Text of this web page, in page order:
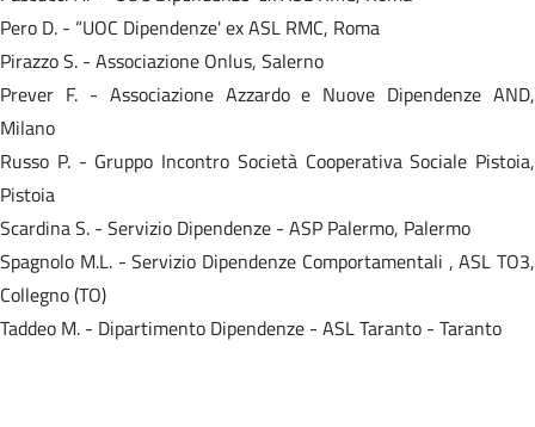
Pero D. - “UOC Dipendenze' ex ASL RMC, Roma
Pirazzo S. - Associazione Onlus, Salerno
Prever F. - Associazione Azzardo e Nuove Dipendenze AND,
Milano
Russo P. - Gruppo Incontro Società Cooperativa Sociale Pistoia,
Pistoia
Scardina S. - Servizio Dipendenze - ASP Palermo, Palermo
Spagnolo M.L. - Servizio Dipendenze Comportamentali , ASL TO3,
Collegno (TO)
Taddeo M. - Dipartimento Dipendenze - ASL Taranto - Taranto